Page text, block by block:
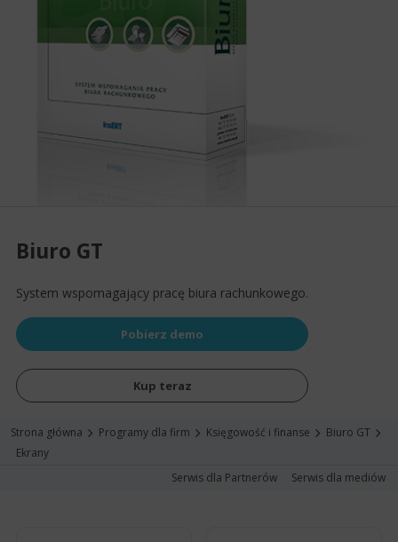
Biuro GT
System wspomagający pracę biura rachunkowego.
Pobierz demo
Kup teraz
Strona główna Programy dla firm Księgowość i finanse
Biuro GT
Ekrany
Serwis dla Partnerów
Serwis dla mediów